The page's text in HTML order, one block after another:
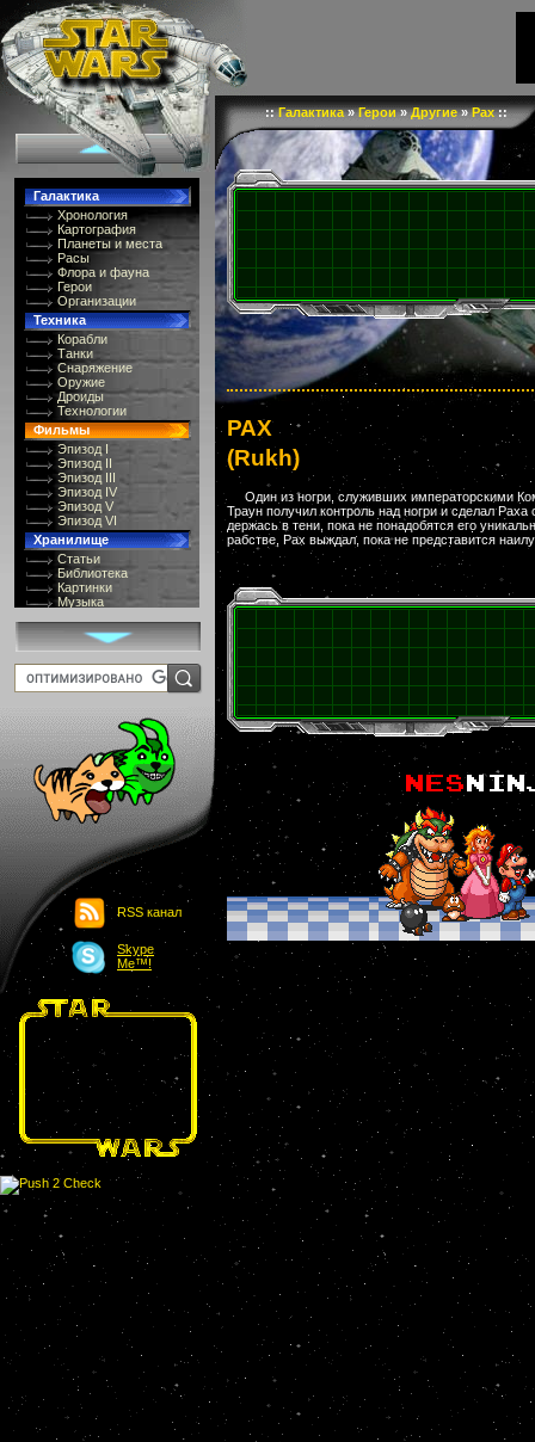
Галактика
Хронология
Картография
Планеты и места
Расы
Флора и фауна
Герои
Организации
Техника
Корабли
Танки
Снаряжение
Оружие
Дроиды
Технологии
Фильмы
Эпизод I
Эпизод II
Эпизод III
Эпизод IV
Эпизод V
Эпизод VI
Хранилище
Статьи
Библиотека
Картинки
Музыка
Терминология
Костюмы
Игры
8 bit
Юмор
Картинки-приколы
Download
Links
Обмен баннерами
О проекте
Обьявления
Чат
RSS канал
Skype
Me™!
::Галактика»Герои»Другие»Рах::
РАХ
(Rukh)
Один из ногри, служивших императорскими
Траун получил контроль над ногри и сделал
держась в тени, пока не понадобятся его
рабстве, Рах выждал, пока не представится